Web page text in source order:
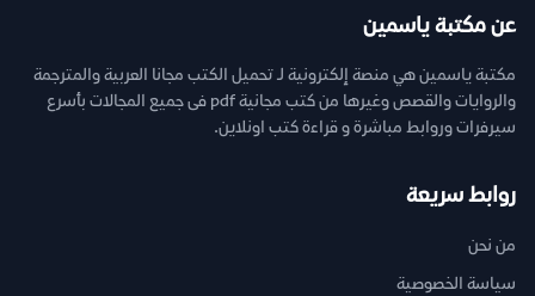
عن مكتبة ياسمين
مكتبة ياسمين هي منصة إلكترونية لـ تحميل الكتب مجانا العربية والمترجمة
والروايات والقصص وغيرها من كتب مجانية pdf فى جميع المجالات بأسرع
سيرفرات وروابط مباشرة و قراءة كتب اونلاين.
روابط سريعة
من نحن
سياسة الخصوصية